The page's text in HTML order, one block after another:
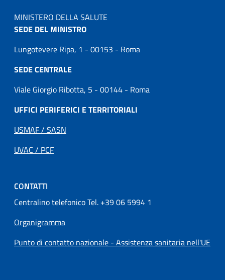
MINISTERO DELLA SALUTE
SEDE DEL MINISTRO
Lungotevere Ripa, 1 - 00153 - Roma
SEDE CENTRALE
Viale Giorgio Ribotta, 5 - 00144 - Roma
UFFICI PERIFERICI E TERRITORIALI
USMAF / SASN
UVAC / PCF
CONTATTI
Centralino telefonico Tel. +39 06 5994 1
Organigramma
Punto di contatto nazionale - Assistenza sanitaria nell'UE